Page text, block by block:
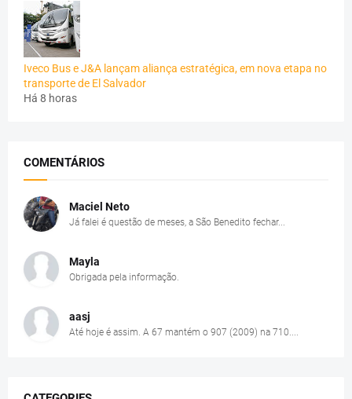
Iveco Bus e J&A lançam aliança estratégica, em nova etapa no
transporte de El Salvador
Há 8 horas
COMENTÁRIOS
Maciel Neto
Já falei é questão de meses, a São Benedito fechar...
Mayla
Obrigada pela informação.
aasj
Até hoje é assim. A 67 mantém o 907 (2009) na 710....